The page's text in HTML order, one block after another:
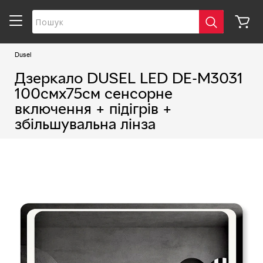
Dusel
Дзеркало DUSEL LED DE-M3031
100смх75см сенсорне
включення + підігрів +
збільшувальна лінза